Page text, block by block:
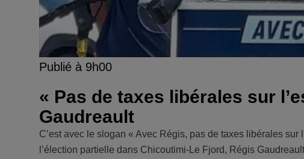
Publié à 9h00
« Pas de taxes libérales sur
Gaudreault
C’est avec le slogan « Avec Régis, pas de taxes libérales
l’élection partielle dans Chicoutimi-Le Fjord, Régis